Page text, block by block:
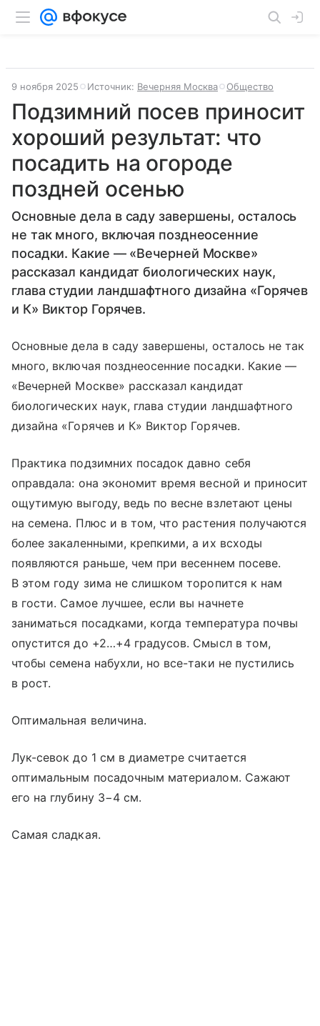
9 ноября 2025 Источник: Вечерняя Москва Общество
Подзимний посев приносит
хороший результат: что
посадить на огороде
поздней осенью
Основные дела в саду завершены, осталось
не так много, включая позднеосенние
посадки. Какие — «Вечерней Москве»
рассказал кандидат биологических наук,
глава студии ландшафтного дизайна «Горячев
и К» Виктор Горячев.
Основные дела в саду завершены, осталось не так
много, включая позднеосенние посадки. Какие —
«Вечерней Москве» рассказал кандидат
биологических наук, глава студии ландшафтного
дизайна «Горячев и К» Виктор Горячев.
Практика подзимних посадок давно себя
оправдала: она экономит время весной и приносит
ощутимую выгоду, ведь по весне взлетают цены
на семена. Плюс и в том, что растения получаются
более закаленными, крепкими, а их всходы
появляются раньше, чем при весеннем посеве.
В этом году зима не слишком торопится к нам
в гости. Самое лучшее, если вы начнете
заниматься посадками, когда температура почвы
опустится до +2…+4 градусов. Смысл в том,
чтобы семена набухли, но все-таки не пустились
в рост.
Оптимальная величина.
Лук-севок до 1 см в диаметре считается
оптимальным посадочным материалом. Сажают
его на глубину 3−4 см.
Самая сладкая.